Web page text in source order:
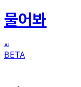
물어봐
BETA